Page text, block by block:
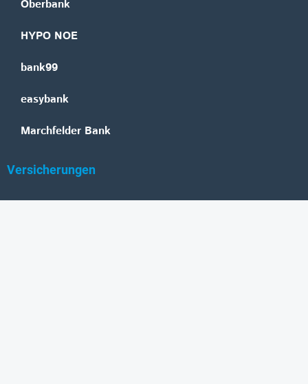
Oberbank
HYPO NOE
bank99
easybank
Marchfelder Bank
Versicherungen